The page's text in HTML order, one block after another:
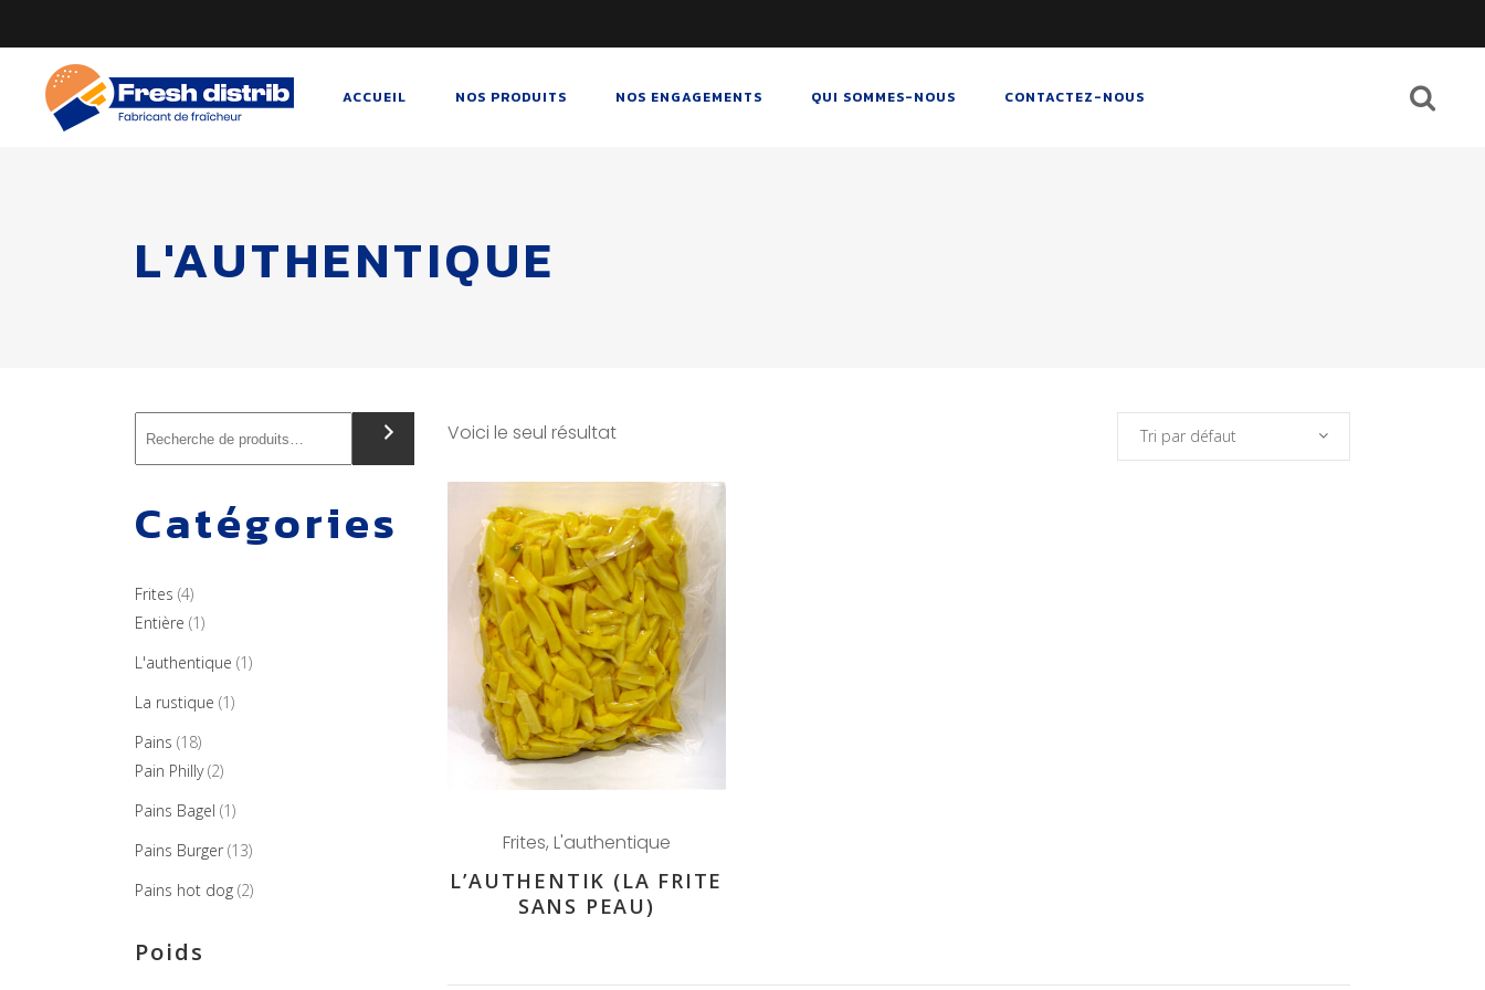
ACCUEIL NOS PRODUITS NOS ENGAGEMENTS QUI SOMMES-NOUS CONTACTEZ-NOUS
L'AUTHENTIQUE
Voici le seul résultat Tri par défaut
Frites, L'authentique
L’AUTHENTIK (LA FRITE
SANS PEAU)
Catégories
Frites 44
produits
Entière 11
L'authentique 11
La rustique 11
Pains 1818
produits
Pain Philly 22
Pains Bagel 11
Pains Burger 1313
Pains hot dog 22
Poids